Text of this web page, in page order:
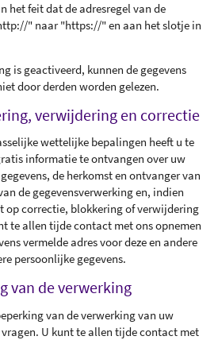
het feit dat de adresregel van de
" naar "https://" en aan het slotje in
is geactiveerd, kunnen de gegevens
door derden worden gelezen.
verwijdering en correctie
wettelijke bepalingen heeft u te
informatie te ontvangen over uw
de herkomst en ontvanger van
de gegevensverwerking en, indien
op correctie, blokkering of verwijdering
te allen tijde contact met ons opnemen
vermelde adres voor deze en andere
persoonlijke gegevens.
van de verwerking
van de verwerking van uw
U kunt te allen tijde contact met